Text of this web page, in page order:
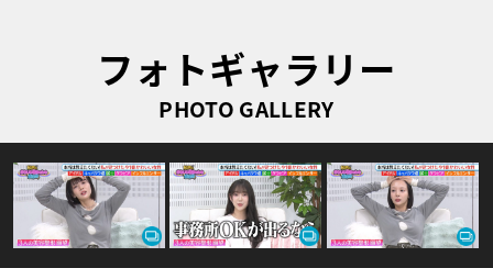
フォトギャラリー
PHOTO GALLERY